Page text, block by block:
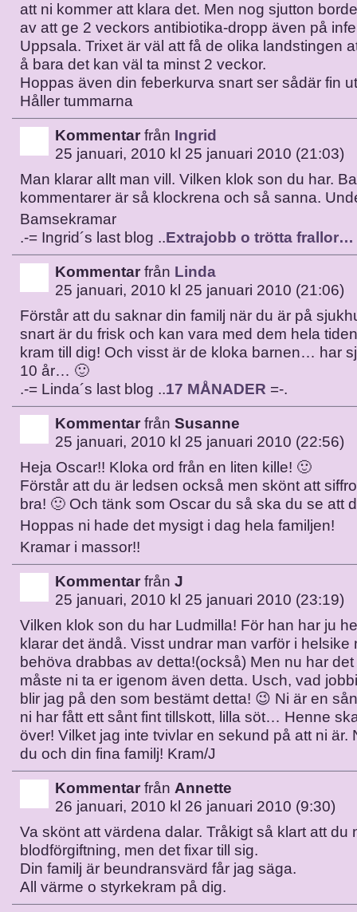
att ni kommer att klara det. Men nog sjutton
av att ge 2 veckors antibiotika-dropp även på
Uppsala. Trixet är väl att få de olika landstingen
å bara det kan väl ta minst 2 veckor.
Hoppas även din feberkurva snart ser sådär fin
Håller tummarna
Kommentar från Ingrid
25 januari, 2010 kl 25 januari 2010 (21:03)
Man klarar allt man vill. Vilken klok son du har.
kommentarer är så klockrena och så sanna.
Bamsekramar
.-= Ingrid´s last blog ..Extrajobb o trötta frallor…
Kommentar från Linda
25 januari, 2010 kl 25 januari 2010 (21:06)
Förstår att du saknar din familj när du är på
snart är du frisk och kan vara med dem hela
kram till dig! Och visst är de kloka barnen… har
10 år… 🙂
.-= Linda´s last blog ..17 MÅNADER =-.
Kommentar från Susanne
25 januari, 2010 kl 25 januari 2010 (22:56)
Heja Oscar!! Kloka ord från en liten kille! 🙂
Förstår att du är ledsen också men skönt att
bra! 🙂 Och tänk som Oscar du så ska du se att
Hoppas ni hade det mysigt i dag hela familjen!
Kramar i massor!!
Kommentar från J
25 januari, 2010 kl 25 januari 2010 (23:19)
Vilken klok son du har Ludmilla! För han har ju
klarar det ändå. Visst undrar man varför i helsike
behöva drabbas av detta!(också) Men nu har
måste ni ta er igenom även detta. Usch, vad
blir jag på den som bestämt detta! 😉 Ni är en
ni har fått ett sånt fint tillskott, lilla söt… Henne
över! Vilket jag inte tvivlar en sekund på att ni är.
du och din fina familj! Kram/J
Kommentar från Annette
26 januari, 2010 kl 26 januari 2010 (9:30)
Va skönt att värdena dalar. Tråkigt så klart att du
blodförgiftning, men det fixar till sig.
Din familj är beundransvärd får jag säga.
All värme o styrkekram på dig.